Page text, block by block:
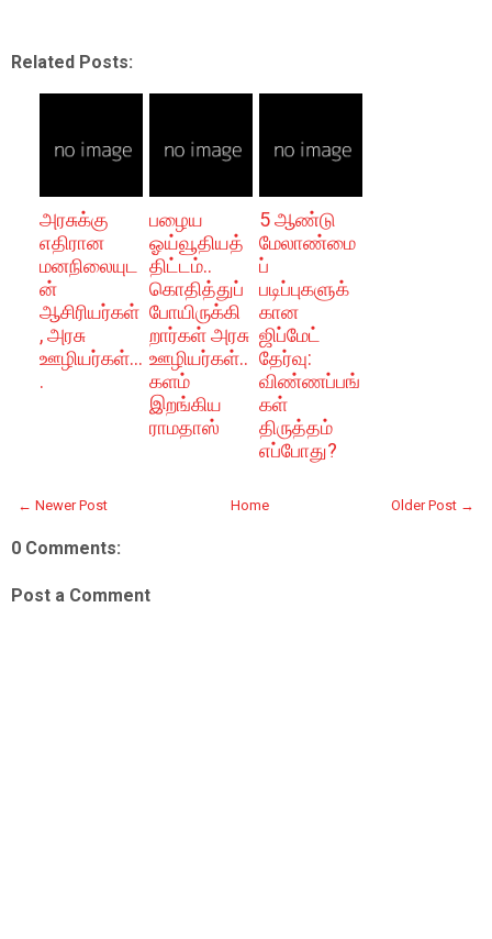
Related Posts:
அரசுக்கு
எதிரான
மனநிலையுட
ன்
ஆசிரியர்கள்
, அரசு
ஊழியர்கள்...
.
பழைய
ஓய்வூதியத்
திட்டம்..
கொதித்துப்
போயிருக்கி
றார்கள் அரசு
ஊழியர்கள்..
களம்
இறங்கிய
ராமதாஸ்
5 ஆண்டு
மேலாண்மை
ப்
படிப்புகளுக்
கான
ஜிப்மேட்
தேர்வு:
விண்ணப்பங்
கள்
திருத்தம்
எப்போது?
← Newer Post Older Post →
Home
0 Comments:
Post a Comment